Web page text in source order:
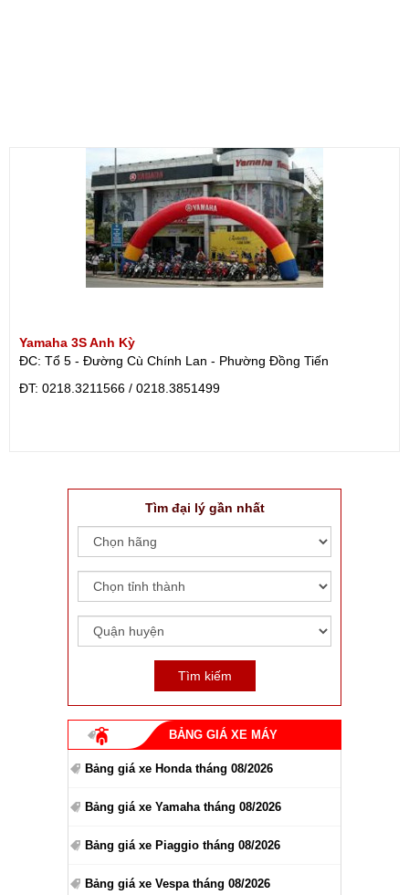
Yamaha 3S Anh Kỳ
ĐC: Tổ 5 - Đường Cù Chính Lan - Phường Đồng Tiến
ÐT: 0218.3211566 / 0218.3851499
Tìm đại lý gần nhất
BẢNG GIÁ XE MÁY
Bảng giá xe Honda tháng 08/2026
Bảng giá xe Yamaha tháng 08/2026
Bảng giá xe Piaggio tháng 08/2026
Bảng giá xe Vespa tháng 08/2026